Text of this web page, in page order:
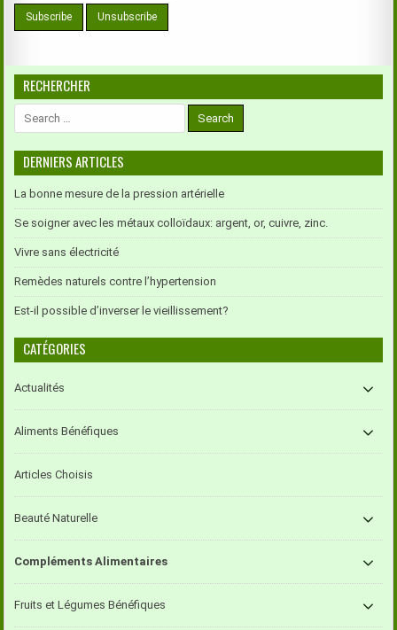
RECHERCHER
Search
for:
DERNIERS ARTICLES
La bonne mesure de la pression artérielle
Se soigner avec les métaux colloïdaux: argent, or, cuivre, zinc.
Vivre sans électricité
Remèdes naturels contre l’hypertension
Est-il possible d’inverser le vieillissement?
CATÉGORIES
Actualités
Aliments Bénéfiques
Articles Choisis
Beauté Naturelle
Compléments Alimentaires
Fruits et Légumes Bénéfiques